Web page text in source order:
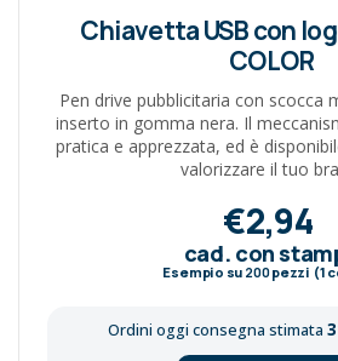
Chiavetta USB con
COLOR
Pen drive pubblicitaria con scocca
inserto in gomma nera. Il
pratica e apprezzata, ed è
valorizzare il tuo
€2,94
cad. con
Esempio su 200pezzi (1
Ordini oggi consegna stimata